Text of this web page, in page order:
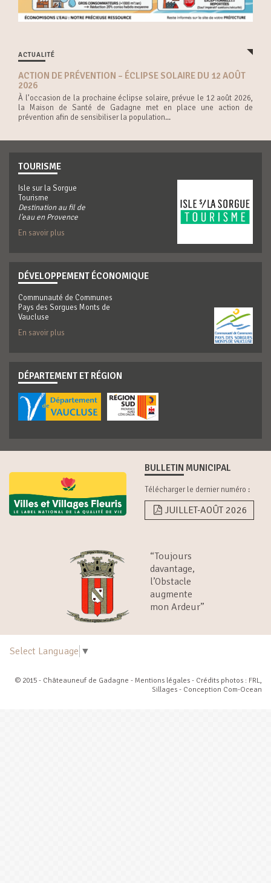
ACTUALITÉ
ACTION DE PRÉVENTION – ÉCLIPSE SOLAIRE DU 12 AOÛT
2026
À l’occasion de la prochaine éclipse solaire, prévue le 12 août 2026,
la Maison de Santé de Gadagne met en place une action de
prévention afin de sensibiliser la population...
TOURISME
Isle sur la Sorgue
Tourisme
Destination au fil de
l'eau en Provence
En savoir plus
DÉVELOPPEMENT ÉCONOMIQUE
Communauté de Communes
Pays des Sorgues Monts de
Vaucluse
En savoir plus
DÉPARTEMENT ET RÉGION
BULLETIN MUNICIPAL
Télécharger le dernier numéro :
JUILLET-AOÛT 2026
“Toujours
davantage,
l’Obstacle
augmente
mon Ardeur”
Select Language ▼
© 2015 - Châteauneuf de Gadagne - Mentions légales - Crédits photos : FRL,
Sillages - Conception Com-Ocean